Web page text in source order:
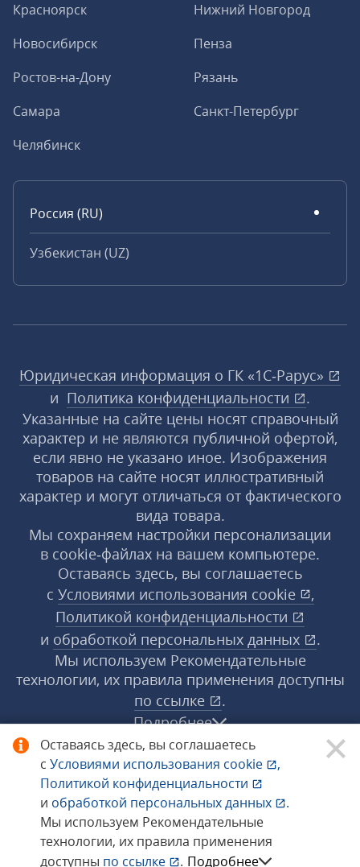
Оставаясь здесь, вы соглашаетесь
с Условиями использования cookie
,
Политикой конфиденциальности
и обработкой персональных данных
.
Мы используем Рекомендательные
технологии, их правила применения
доступны по ссылке . Подробнее
Красноярск
Нижний Новгород
Новосибирск
Пенза
Ростов-на-Дону
Рязань
Самара
Санкт-Петербург
Челябинск
Россия (RU)
Узбекистан (UZ)
Юридическая информация о ГК «1С‑Рарус»
и Политика конфиденциальности
.
Указанные на сайте цены носят справочный
характер и не являются публичной офертой,
если явно не указано иное. Изображения
товаров на сайте носят иллюстративный
характер и могут отличаться от фактического
вида товара.
Мы сохраняем настройки персонализации
в cookie‑файлах на вашем компьютере.
Оставаясь здесь, вы соглашаетесь
с Условиями использования cookie
,
Политикой конфиденциальности
и обработкой персональных данных
.
Мы используем Рекомендательные
технологии, их правила применения доступны
по ссылке
.
Подробнее
© 1998−2026 «1С‑Рарус» ®. Все права
защищены.
Сообщить об ошибке